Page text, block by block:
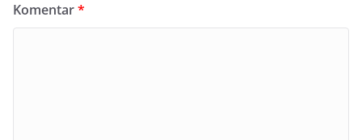
Komentar*